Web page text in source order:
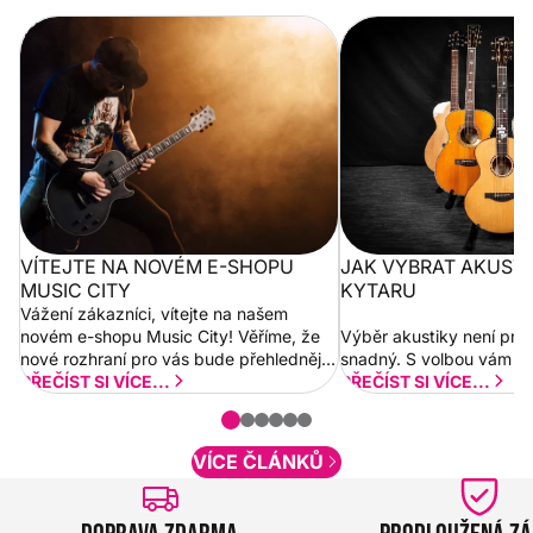
Vítejte na novém e-shopu Music
City
VÍTEJTE NA NOVÉM E-SHOPU
MUSIC CITY
Vážení zákazníci, vítejte na našem
novém e-shopu Music City! Věříme, že
nové rozhraní pro vás bude přehlednější
a rychlejší. Postupně budeme přidávat
PŘEČÍST SI VÍCE...
Jak vybrat
JAK VYBRAT
KYTARU
Výběr akustiky není pro
snadný. S volbou vám
PŘEČÍST SI VÍCE...
VÍCE ČLÁNKŮ